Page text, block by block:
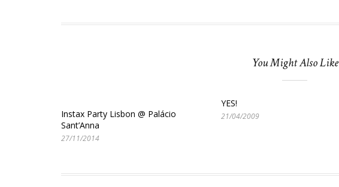
You Might Also Like
Instax Party Lisbon @ Palácio
Sant’Anna
27/11/2014
YES!
21/04/2009